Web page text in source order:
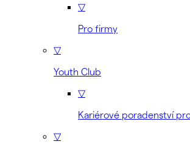
▽
Pro firmy
▽
Youth Club
▽
Kariérové poradenství
▽